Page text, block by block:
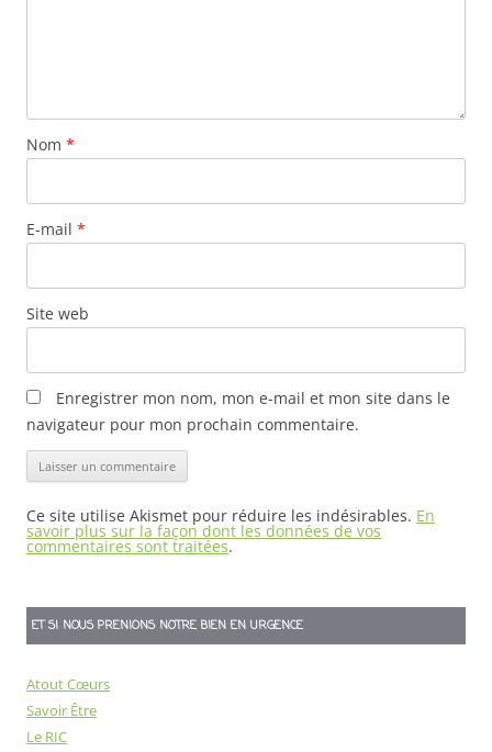
Nom *
E-mail *
Site web
Enregistrer mon nom, mon e-mail et mon site dans le
navigateur pour mon prochain commentaire.
Ce site utilise Akismet pour réduire les indésirables. En
savoir plus sur la façon dont les données de vos
commentaires sont traitées.
ET SI NOUS PRENIONS NOTRE BIEN EN URGENCE
Atout Cœurs
Savoir Être
Le RIC